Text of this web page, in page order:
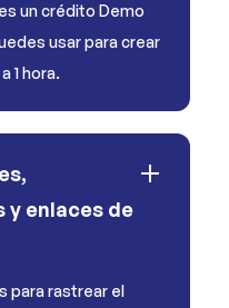
un crédito Demo
usar para crear
1 hora.
enlaces de
para rastrear el